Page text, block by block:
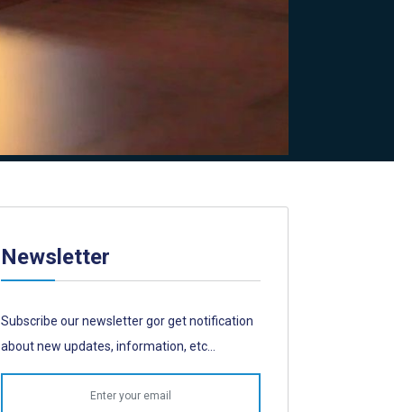
Newsletter
Subscribe our newsletter gor get notification
about new updates, information, etc...